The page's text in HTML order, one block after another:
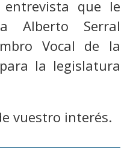
que le
Alberto Serral
Vocal de la
la legislatura
vuestro interés.